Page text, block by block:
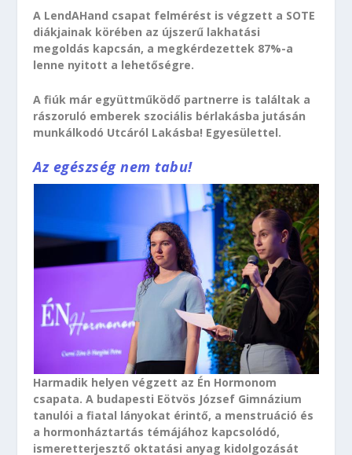
A LendAHand csapat felmérést is végzett a SOTE
diákjainak körében az újszerű lakhatási
megoldás kapcsán, a megkérdezettek 87%-a
lenne nyitott a lehetőségre.
A fiúk már együttműködő partnerre is találtak a
rászoruló emberek szociális bérlakásba jutásán
munkálkodó Utcáról Lakásba! Egyesülettel.
Az egészség nem tabu!
Harmadik helyen végzett az Én Hormonom
csapata. A budapesti Eötvös József Gimnázium
tanulói a fiatal lányokat érintő, a menstruáció és
a hormonháztartás témájához kapcsolódó,
ismeretterjesztő oktatási anyag kidolgozását